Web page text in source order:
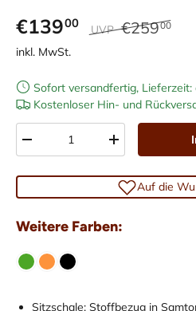
€13900 UVP €25900
inkl. MwSt.
Sofort versandfertig, Lieferzeit:
Kostenloser Hin- und
-
+
Auf die
Weitere Farben:
Sitzschale: Stoffbezug in